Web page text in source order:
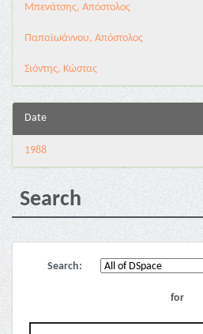
Μπενάτσης, Απόστολος
Παπαϊωάννου, Απόστολος
Σιόντης, Κώστας
Date
1988
Search
Search:
for